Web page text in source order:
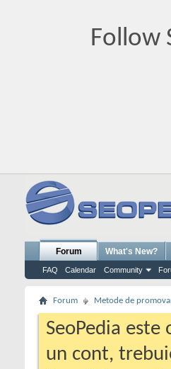
Follow
Forum
FAQ Calendar Community
What's New?
Forum Metode de
SeoPedia
un cont,